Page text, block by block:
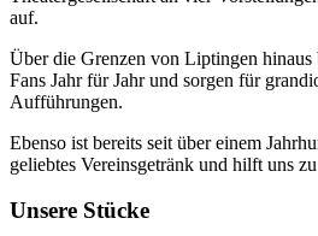
auf.
Über die Grenzen von Liptingen hinaus
Fans Jahr für Jahr und sorgen für
Aufführungen.
Ebenso ist bereits seit über einem
geliebtes Vereinsgetränk und hilft uns
Unsere Stücke